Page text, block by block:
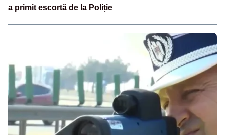
a primit escortă de la Poliție